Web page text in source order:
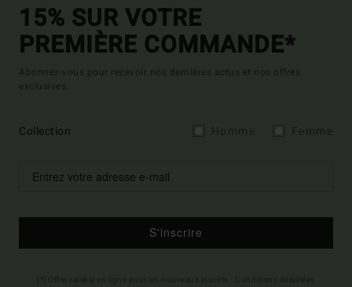
15% SUR VOTRE
PREMIÈRE COMMANDE*
Abonnez-vous pour recevoir nos dernières actus et nos offres
exclusives.
Collection
S'inscrire